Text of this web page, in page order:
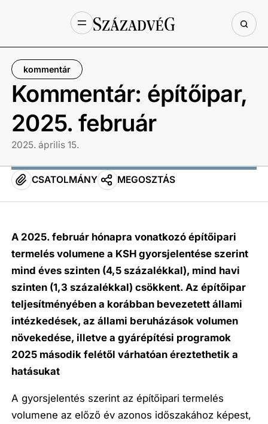
kommentár
Kommentár: építőipar,
2025. február
2025. április 15.
CSATOLMÁNY MEGOSZTÁS
A 2025. február hónapra vonatkozó építőipari
termelés volumene a KSH gyorsjelentése szerint
mind éves szinten (4,5 százalékkal), mind havi
szinten (1,3 százalékkal) csökkent. Az építőipar
teljesítményében a korábban bevezetett állami
intézkedések, az állami beruházások volumen
növekedése, illetve a gyárépítési programok
2025 második felétől várhatóan éreztethetik a
hatásukat
A gyorsjelentés szerint az építőipari termelés
volumene az előző év azonos időszakához képest,